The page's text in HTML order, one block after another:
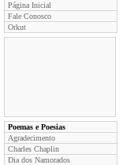
Página Inicial
Fale Conosco
Orkut
Poemas e Poesias
Agradecimento
Charles Chaplin
Dia dos Namorados